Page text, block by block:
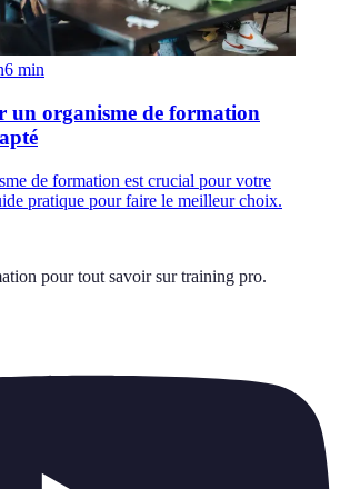
6 min
un organisme de formation
de formation est crucial pour votre
pratique pour faire le meilleur choix.
pour tout savoir sur training pro.